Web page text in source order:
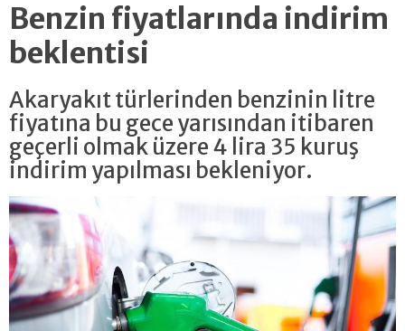
Benzin fiyatlarında indirim
beklentisi
Akaryakıt türlerinden benzinin litre
fiyatına bu gece yarısından itibaren
geçerli olmak üzere 4 lira 35 kuruş
indirim yapılması bekleniyor.